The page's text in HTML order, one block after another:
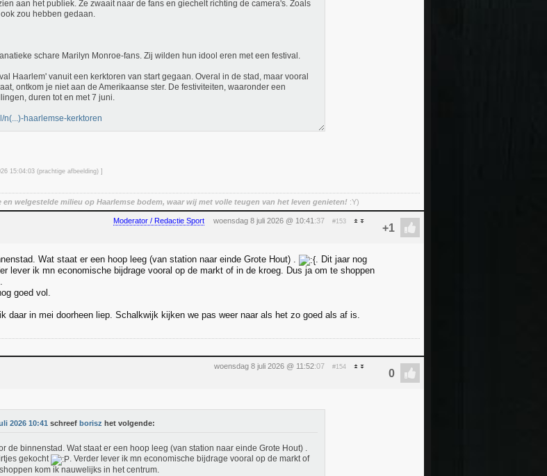
aan het publiek. Ze zwaait naar de fans en giechelt richting de camera's. Zoals
zou hebben gedaan.
schare Marilyn Monroe-fans. Zij wilden hun idool eren met een festival.
Haarlem' vanuit een kerktoren van start gegaan. Overal in de stad, maar vooral
ontkom je niet aan de Amerikaanse ster. De festiviteiten, waaronder een
duren tot en met 7 juni.
n(...)-haarlemse-kerktoren
15:04:03 (prachtige afbeelding) ]
welgestelde milieu op Haarlemse bodem, waar wij met volle teugen van het leven genieten! :Y)
Moderator / Redactie Sport woensdag 8 juli 2026 @ 10:41 :37 #153
Wat staat er een hoop leeg (van station naar einde Grote Hout) .
. Dit jaar nog
lever ik mn economische bijdrage vooral op de markt of in de kroeg. Dus ja om te shoppen
goed vol.
daar in mei doorheen liep. Schalkwijk kijken we pas weer naar als het zo goed als af is.
woensdag 8 juli 2026 @ 11:52:07 #154
2026 10:41 schreef borisz het volgende:
de binnenstad. Wat staat er een hoop leeg (van station naar einde Grote Hout) .
gekocht
. Verder lever ik mn economische bijdrage vooral op de markt of
kom ik nauwelijks in het centrum.